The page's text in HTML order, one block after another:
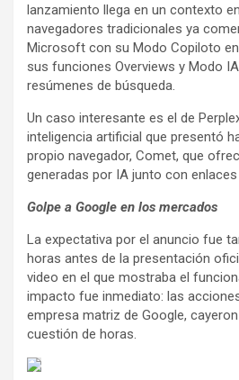
lanzamiento llega en un contexto
navegadores tradicionales ya
Microsoft con su Modo Copiloto en
sus funciones Overviews y Modo
resúmenes de búsqueda.
Un caso interesante es el de
inteligencia artificial que presentó
propio navegador, Comet, que
generadas por IA junto con
Golpe a Google en los mercados
La expectativa por el anuncio fue
horas antes de la presentación
video en el que mostraba el
impacto fue inmediato: las
empresa matriz de Google,
cuestión de horas.